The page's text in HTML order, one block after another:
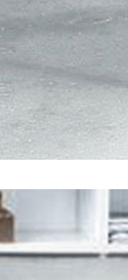
門固定公休無
每周(三)、(日
屏東、宜蘭、
完整性)，
幕的設定色
運費及人資成本
，難免會有些
知客服人員
之汙損破壞
貨，敬請見諒